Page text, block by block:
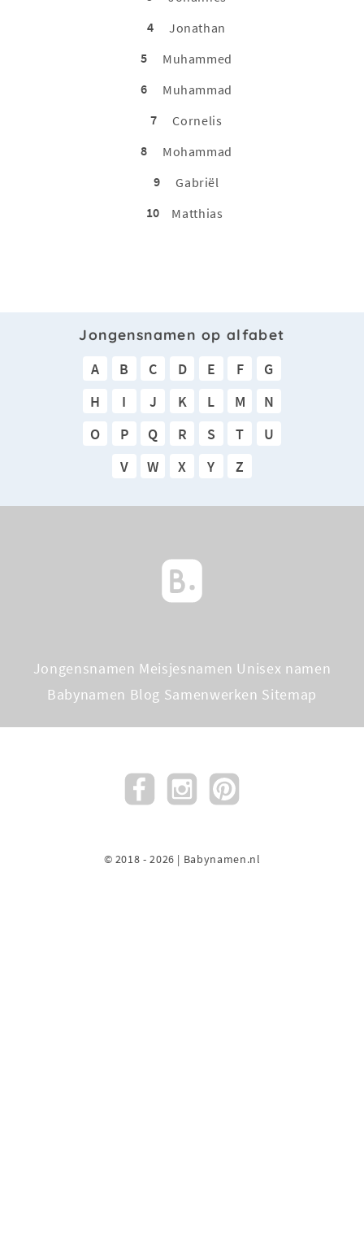
4
Jonathan
5
Muhammed
6
Muhammad
7
Cornelis
8
Mohammad
9
Gabriël
10
Matthias
Jongensnamen op alfabet
A B C D E F
G
H
I J K L M
N
O
P Q R S T
U
V
W X Y Z
Jongensnamen Meisjesnamen Unisex namen
Babynamen Blog Samenwerken Sitemap
© 2018 - 2026 | Babynamen.nl